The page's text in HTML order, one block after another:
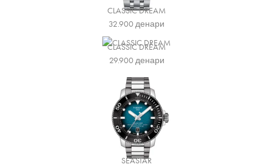
CLASSIC DREAM
32.900денари
CLASSIC DREAM
29.900денари
SEASTAR